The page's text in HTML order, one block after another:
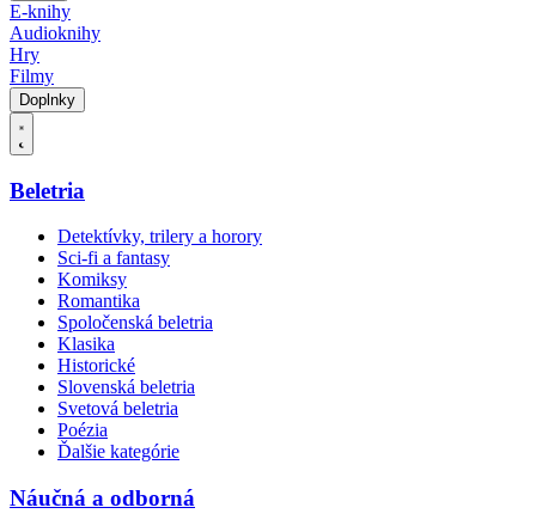
E-knihy
Audioknihy
Hry
Filmy
Doplnky
Beletria
Detektívky, trilery a horory
Sci-fi a fantasy
Komiksy
Romantika
Spoločenská beletria
Klasika
Historické
Slovenská beletria
Svetová beletria
Poézia
Ďalšie kategórie
Náučná a odborná